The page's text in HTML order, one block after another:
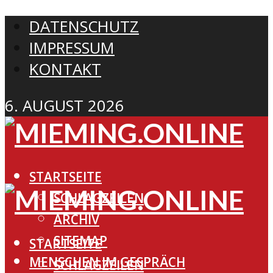
DATENSCHUTZ
IMPRESSUM
KONTAKT
6. AUGUST 2026
STARTSEITE
SCHLAGZEILEN
ARCHIV
SITEMAP
MENSCHEN IM GESPRÄCH
STARTSEITE
SCHLAGZEILEN